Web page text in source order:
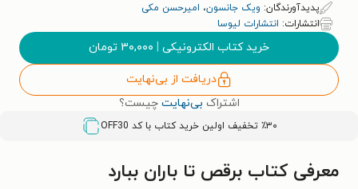
پدیدآورندگان: ویک جانسون، امیرحسن مکی
انتشارات: انتشارات لیوسا
خرید کتاب الکترونیکی | ۳۰,۰۰۰ تومان
دریافت از بی‌نهایت
اشتراک بی‌نهایت چیست؟
٪۳۰ تخفیف اولین خرید کتاب با کد OFF30
معرفی کتاب برقص تا باران ببارد